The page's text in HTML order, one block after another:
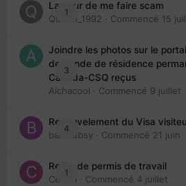
1
La peur de me faire scam
Queen_1992 · Commencé 15
3
Joindre les photos sur le
demande de résidence
Canada-CSQ reçus
Aichacool · Commencé 9 juillet
4
Renouvelement du Visa
babibubsy · Commencé 21 juin
1
Refus de permis de travail
Cedbri · Commencé 4 juillet